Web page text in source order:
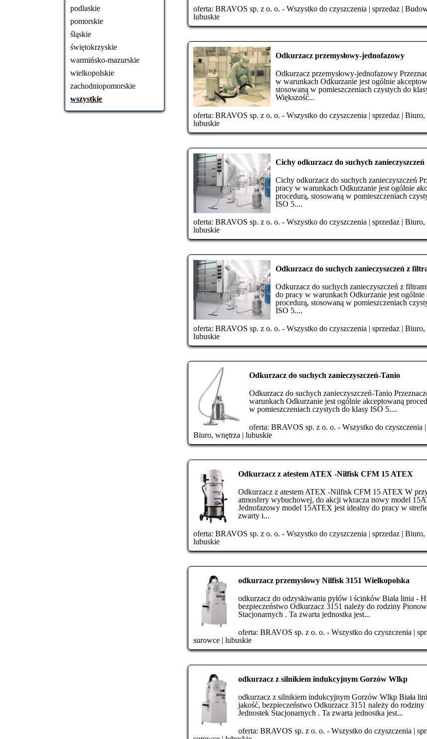
podlaskie
pomorskie
śląskie
świętokrzyskie
warmińsko-mazurskie
wielkopolskie
zachodniopomorskie
wszystkie
oferta: BRAVOS sp. z o. o. - Wszystko do czyszczenia | sprzedaz |
lubuskie
Odkurzacz przemysłowy-jednofazowy
Odkurzacz przemysłowy-jednofazowy
w warunkach Odkurzanie jest ogólnie
stosowaną w pomieszczeniach czystych do
Większość...
oferta: BRAVOS sp. z o. o. - Wszystko do czyszczenia | sprzedaz | Biuro,
lubuskie
Cichy odkurzacz do suchych zanieczyszczeń
Cichy odkurzacz do suchych zanieczyszczeń
pracy w warunkach Odkurzanie jest ogólnie
procedurą, stosowaną w pomieszczeniach
ISO 5....
oferta: BRAVOS sp. z o. o. - Wszystko do czyszczenia | sprzedaz | Biuro,
lubuskie
Odkurzacz do suchych zanieczyszczeń z
Odkurzacz do suchych zanieczyszczeń z
do pracy w warunkach Odkurzanie jest ogólnie
procedurą, stosowaną w pomieszczeniach
ISO 5....
oferta: BRAVOS sp. z o. o. - Wszystko do czyszczenia | sprzedaz | Biuro,
lubuskie
Odkurzacz do suchych zanieczyszczeń-Tanio
Odkurzacz do suchych zanieczyszczeń-Tanio
warunkach Odkurzanie jest ogólnie akceptowaną
w pomieszczeniach czystych do klasy ISO 5....
oferta: BRAVOS sp. z o. o. - Wszystko do czyszczenia |
Biuro, wnętrza | lubuskie
Odkurzacz z atestem ATEX -Nilfisk CFM 15 ATEX
Odkurzacz z atestem ATEX -Nilfisk CFM 15 ATEX W
atmosfery wybuchowej, do akcji wkracza nowy model
Jednofazowy model 15ATEX jest idealny do pracy w
zwarty i...
oferta: BRAVOS sp. z o. o. - Wszystko do czyszczenia | sprzedaz | Biuro,
lubuskie
odkurzacz przemyslowy Nilfisk 3151 Wielkopolska
odkurzacz do odzyskiwania pyłów i ścinków Biała linia -
bezpieczeństwo Odkurzacz 3151 należy do rodziny
Stacjonarnych . Ta zwarta jednostka jest...
oferta: BRAVOS sp. z o. o. - Wszystko do czyszczenia |
surowce | lubuskie
odkurzacz z silnikiem indukcyjnym Gorzów Wlkp
odkurzacz z silnikiem indukcyjnym Gorzów Wlkp Biała
jakość, bezpieczeństwo Odkurzacz 3151 należy do
Jednostek Stacjonarnych . Ta zwarta jednostka jest...
oferta: BRAVOS sp. z o. o. - Wszystko do czyszczenia |